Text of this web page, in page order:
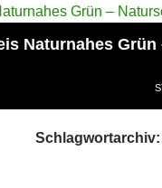
Naturnahes
Schlagwortarchiv: